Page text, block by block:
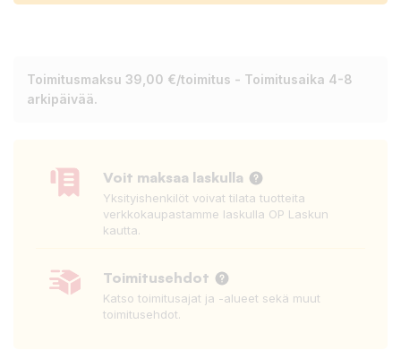
Toimitusmaksu 39,00 €/toimitus - Toimitusaika 4-8
arkipäivää.
Voit maksaa laskulla
Yksityishenkilöt voivat tilata tuotteita
verkkokaupastamme laskulla OP Laskun
kautta.
Toimitusehdot
Katso toimitusajat ja -alueet sekä muut
toimitusehdot.